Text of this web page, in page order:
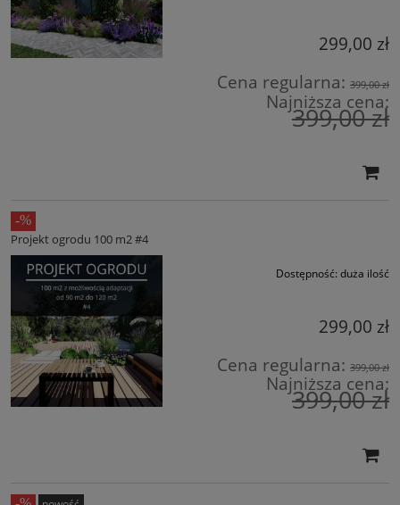
299,00 zł
Cena regularna: 399,00 zł
Najniższa cena:
399,00 zł
Projekt ogrodu 100 m2 #4
Dostępność: duża ilość
299,00 zł
Cena regularna: 399,00 zł
Najniższa cena:
399,00 zł